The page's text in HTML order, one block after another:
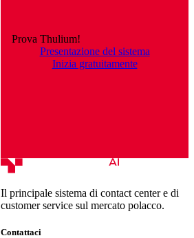
Prova Thulium!
Presentazione del sistema
Inizia gratuitamente
Il principale sistema di contact center e di
customer service sul mercato polacco.
Contattaci